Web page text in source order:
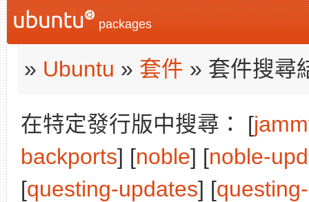
packages
» Ubuntu » 套件 » 套件搜尋
在特定發行版中搜尋： [
backports] [noble] [noble-
[questing-updates] [